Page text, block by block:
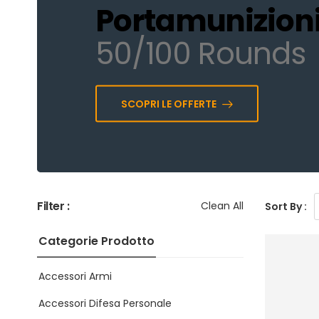
50/100 Rounds
SCOPRI LE OFFERTE
Filter : Clean All
Categorie Prodotto
Accessori Armi
Accessori Difesa Personale
Sort By :